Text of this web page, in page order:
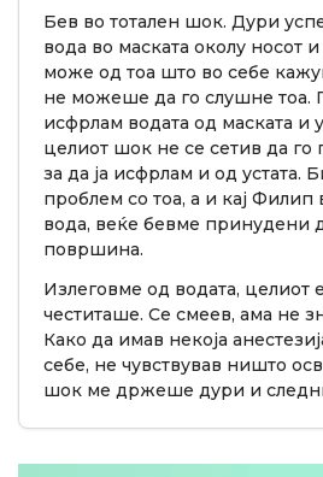
Бев во тотален шок. Дури
вода во маската околу носот и
може од тоа што во себе
не можеше да го слушне тоа.
исфрлам водата од маската и
целиот шок не се сетив да го
за да ја исфрлам и од устата.
проблем со тоа, а и кај Филип
вода, веќе бевме принудени
површина.
Излеговме од водата, целиот
честиташе. Се смеев, ама не
Како да имав некоја
себе, не чувствував ништо
шок ме држеше дури и